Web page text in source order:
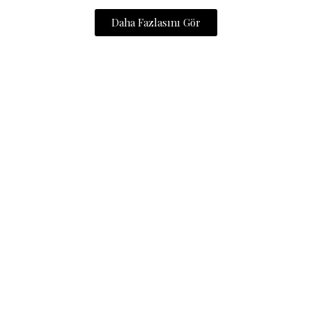
Daha Fazlasını Gör